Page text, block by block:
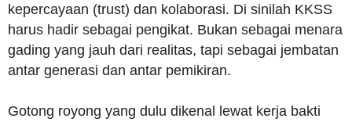
kepercayaan (trust) dan kolaborasi. Di sinilah KKSS
harus hadir sebagai pengikat. Bukan sebagai menara
gading yang jauh dari realitas, tapi sebagai jembatan
antar generasi dan antar pemikiran.
Gotong royong yang dulu dikenal lewat kerja bakti